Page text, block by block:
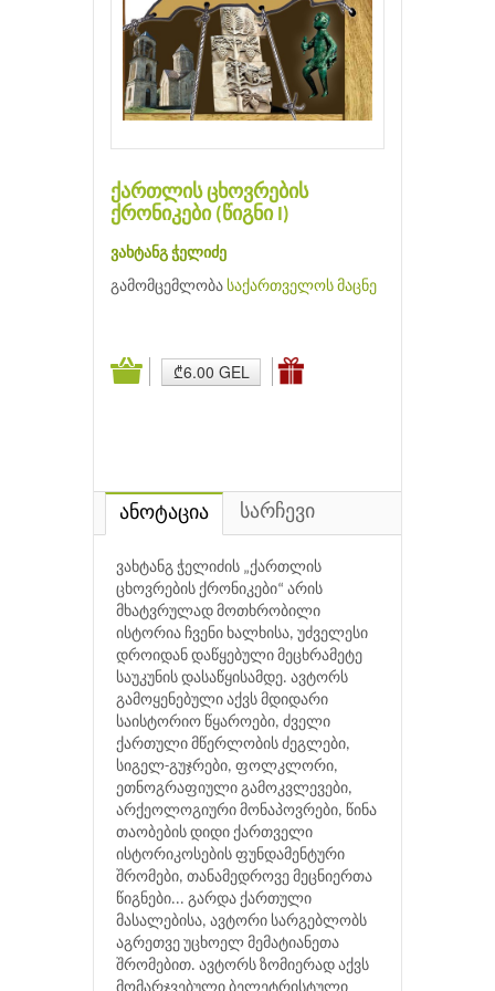
ქართლის ცხოვრების
ქრონიკები (წიგნი I)
ვახტანგ ჭელიძე
გამომცემლობა საქართველოს მაცნე
₾6.00 GEL
ანოტაცია სარჩევი
ვახტანგ ჭელიძის „ქართლის
ცხოვრების ქრონიკები“ არის
მხატვრულად მოთხრობილი
ისტორია ჩვენი ხალხისა, უძველესი
დროიდან დაწყებული მეცხრამეტე
საუკუნის დასაწყისამდე. ავტორს
გამოყენებული აქვს მდიდარი
საისტორიო წყაროები, ძველი
ქართული მწერლობის ძეგლები,
სიგელ-გუჯრები, ფოლკლორი,
ეთნოგრაფიული გამოკვლევები,
არქეოლოგიური მონაპოვრები, წინა
თაობების დიდი ქართველი
ისტორიკოსების ფუნდამენტური
შრომები, თანამედროვე მეცნიერთა
წიგნები... გარდა ქართული
მასალებისა, ავტორი სარგებლობს
აგრეთვე უცხოელ მემატიანეთა
შრომებით. ავტორს ზომიერად აქვს